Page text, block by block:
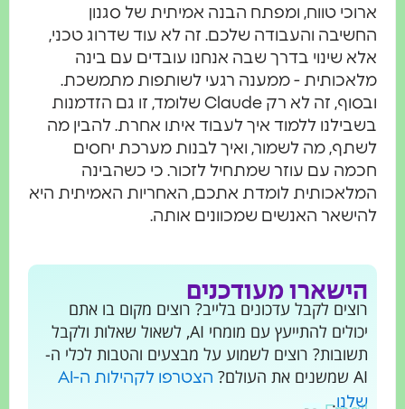
טווח, ומפתח הבנה אמיתית של סגנון
והעבודה שלכם. זה לא עוד שדרוג טכני,
שינוי בדרך שבה אנחנו עובדים עם בינה
- ממענה רגעי לשותפות מתמשכת.
ובסוף, זה לא רק Claude שלומד, זו גם הזדמנות
ללמוד איך לעבוד איתו אחרת. להבין מה
מה לשמור, ואיך לבנות מערכת יחסים
עם עוזר שמתחיל לזכור. כי כשהבינה
לומדת אתכם, האחריות האמיתית היא
האנשים שמכוונים אותה.
מעודכנים
לקבל עדכונים בלייב? רוצים מקום בו אתם
יכולים להתייעץ עם מומחי AI, לשאול שאלות ולקבל
רוצים לשמוע על מבצעים והטבות לכלי ה-
הצטרפו לקהילות ה-AI